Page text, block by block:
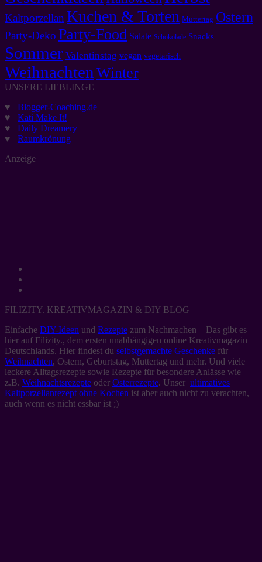
Kaltporzellan Kuchen & Torten Muttertag Ostern
Party-Deko Party-Food Salate Schokolade Snacks
Sommer Valentinstag vegan vegetarisch
Weihnachten Winter
UNSERE LIEBLINGE
♥ Blogger-Coaching.de
♥ Kati Make It!
♥ Daily Dreamery
♥ Raumkrönung
Anzeige
FILIZITY. KREATIVMAGAZIN & DIY BLOG
Einfache DIY-Ideen und Rezepte zum Nachmachen – Das gibt es
hier auf Filizity., dem ersten unabhängigen online Kreativmagazin
Deutschlands. Hier findest du selbstgemachte Geschenke für
Weihnachten, Ostern, Geburtstag, Muttertag und mehr. Und viele
leckere Alltagsrezepte sowie Rezepte für besondere Anlässe wie
z.B. Weihnachtsrezepte oder Osterrezepte. Unser ultimatives
Kaltporzellanrezept ohne Kochen ist aber auch nicht zu verachten,
auch wenn es nicht essbar ist ;)